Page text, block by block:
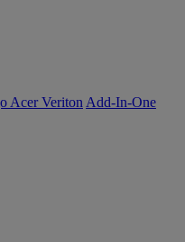
Acer Veriton Add-In-One